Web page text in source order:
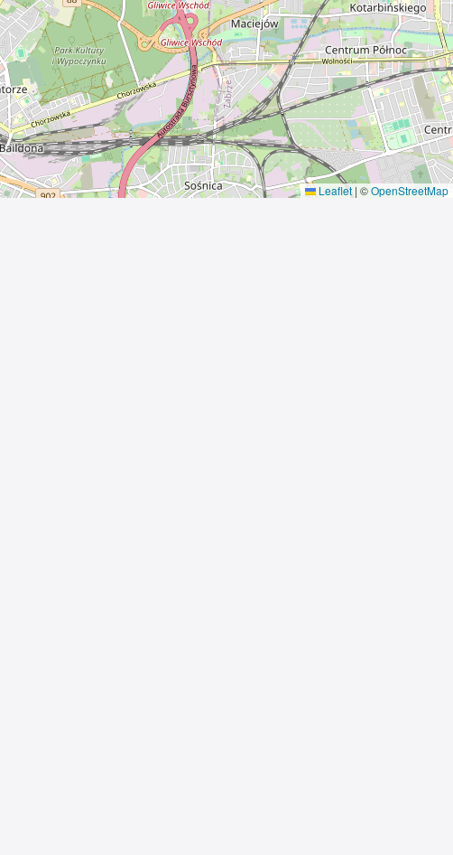
Leaflet | ©OpenStreetMap